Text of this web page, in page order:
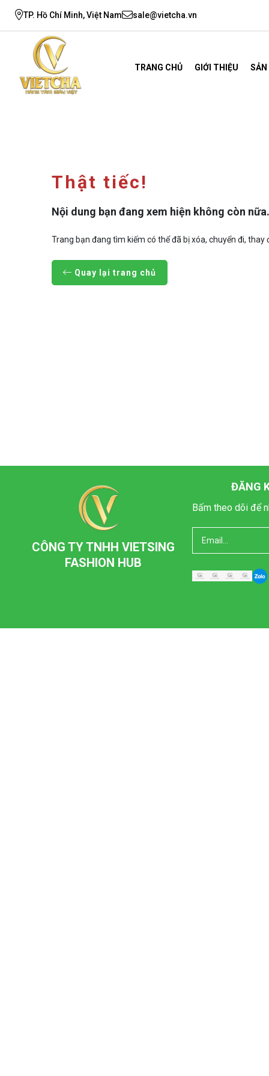
TP. Hồ Chí Minh, Việt Nam sale@vietcha.vn
TRANG CHỦ GIỚI THIỆU
Thật tiếc!
Nội dung bạn đang xem hiện không còn nữa.
Trang bạn đang tìm kiếm có thể đã bị xóa, chuyển đi,
Quay lại trang chủ
CÔNG TY TNHH VIETSING
FASHION HUB
ĐĂNG
Bấm theo dõi để